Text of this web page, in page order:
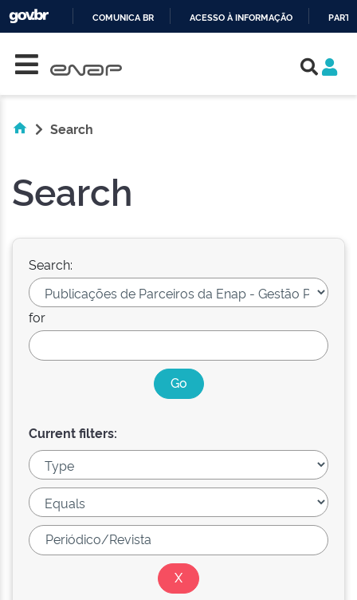
COMUNICA BR ACESSO À INFORMAÇÃO
Search
Search
Search:
for
Current filters: